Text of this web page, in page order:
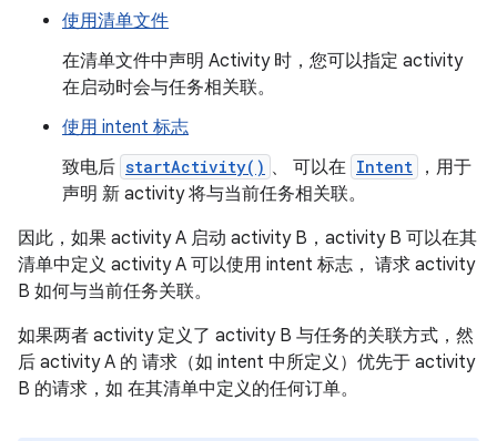
使用清单文件
在清单文件中声明 Activity 时，您可以指定 activity
在启动时会与任务相关联。
使用 intent 标志
致电后 startActivity() 、 可以在 Intent
，用于
声明 新 activity 将与当前任务相关联。
因此，如果 activity A 启动 activity B，activity B 可以在其
清单中定义 activity A 可以使用 intent 标志， 请求 activity
B 如何与当前任务关联。
如果两者 activity 定义了 activity B 与任务的关联方式，然
后 activity A 的 请求（如 intent 中所定义）优先于 activity
B 的请求，如 在其清单中定义的任何订单。